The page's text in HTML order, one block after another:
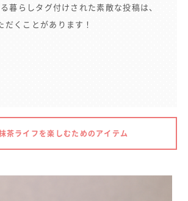
暮らしタグ付けされた素敵な投稿は、
だくことがあります！
茶ライフを楽しむためのアイテム